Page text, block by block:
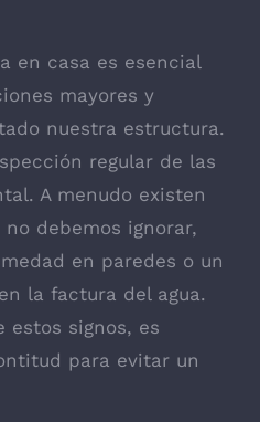
en casa es esencial
mayores y
nuestra estructura.
regular de las
A menudo existen
debemos ignorar,
en paredes o un
la factura del agua.
estos signos, es
para evitar un